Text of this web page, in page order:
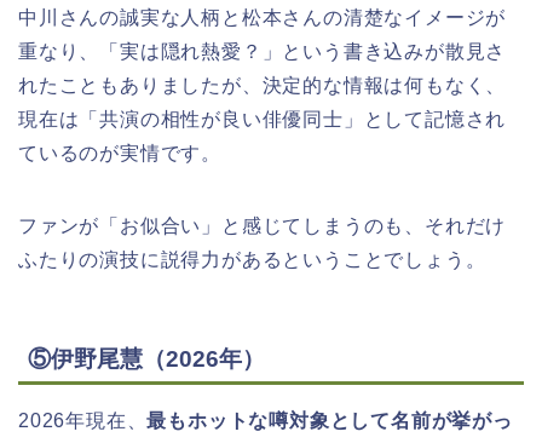
中川さんの誠実な人柄と松本さんの清楚なイメージが
重なり、「実は隠れ熱愛？」という書き込みが散見さ
れたこともありましたが、決定的な情報は何もなく、
現在は「共演の相性が良い俳優同士」として記憶され
ているのが実情です。
ファンが「お似合い」と感じてしまうのも、それだけ
ふたりの演技に説得力があるということでしょう。
⑤伊野尾慧（2026年）
2026年現在、最もホットな噂対象として名前が挙がっ